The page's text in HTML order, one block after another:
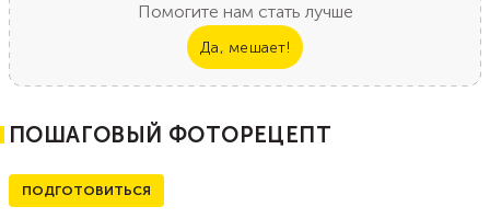
Помогите нам стать лучше
Да, мешает!
ПОШАГОВЫЙ ФОТОРЕЦЕПТ
ПОДГОТОВИТЬСЯ